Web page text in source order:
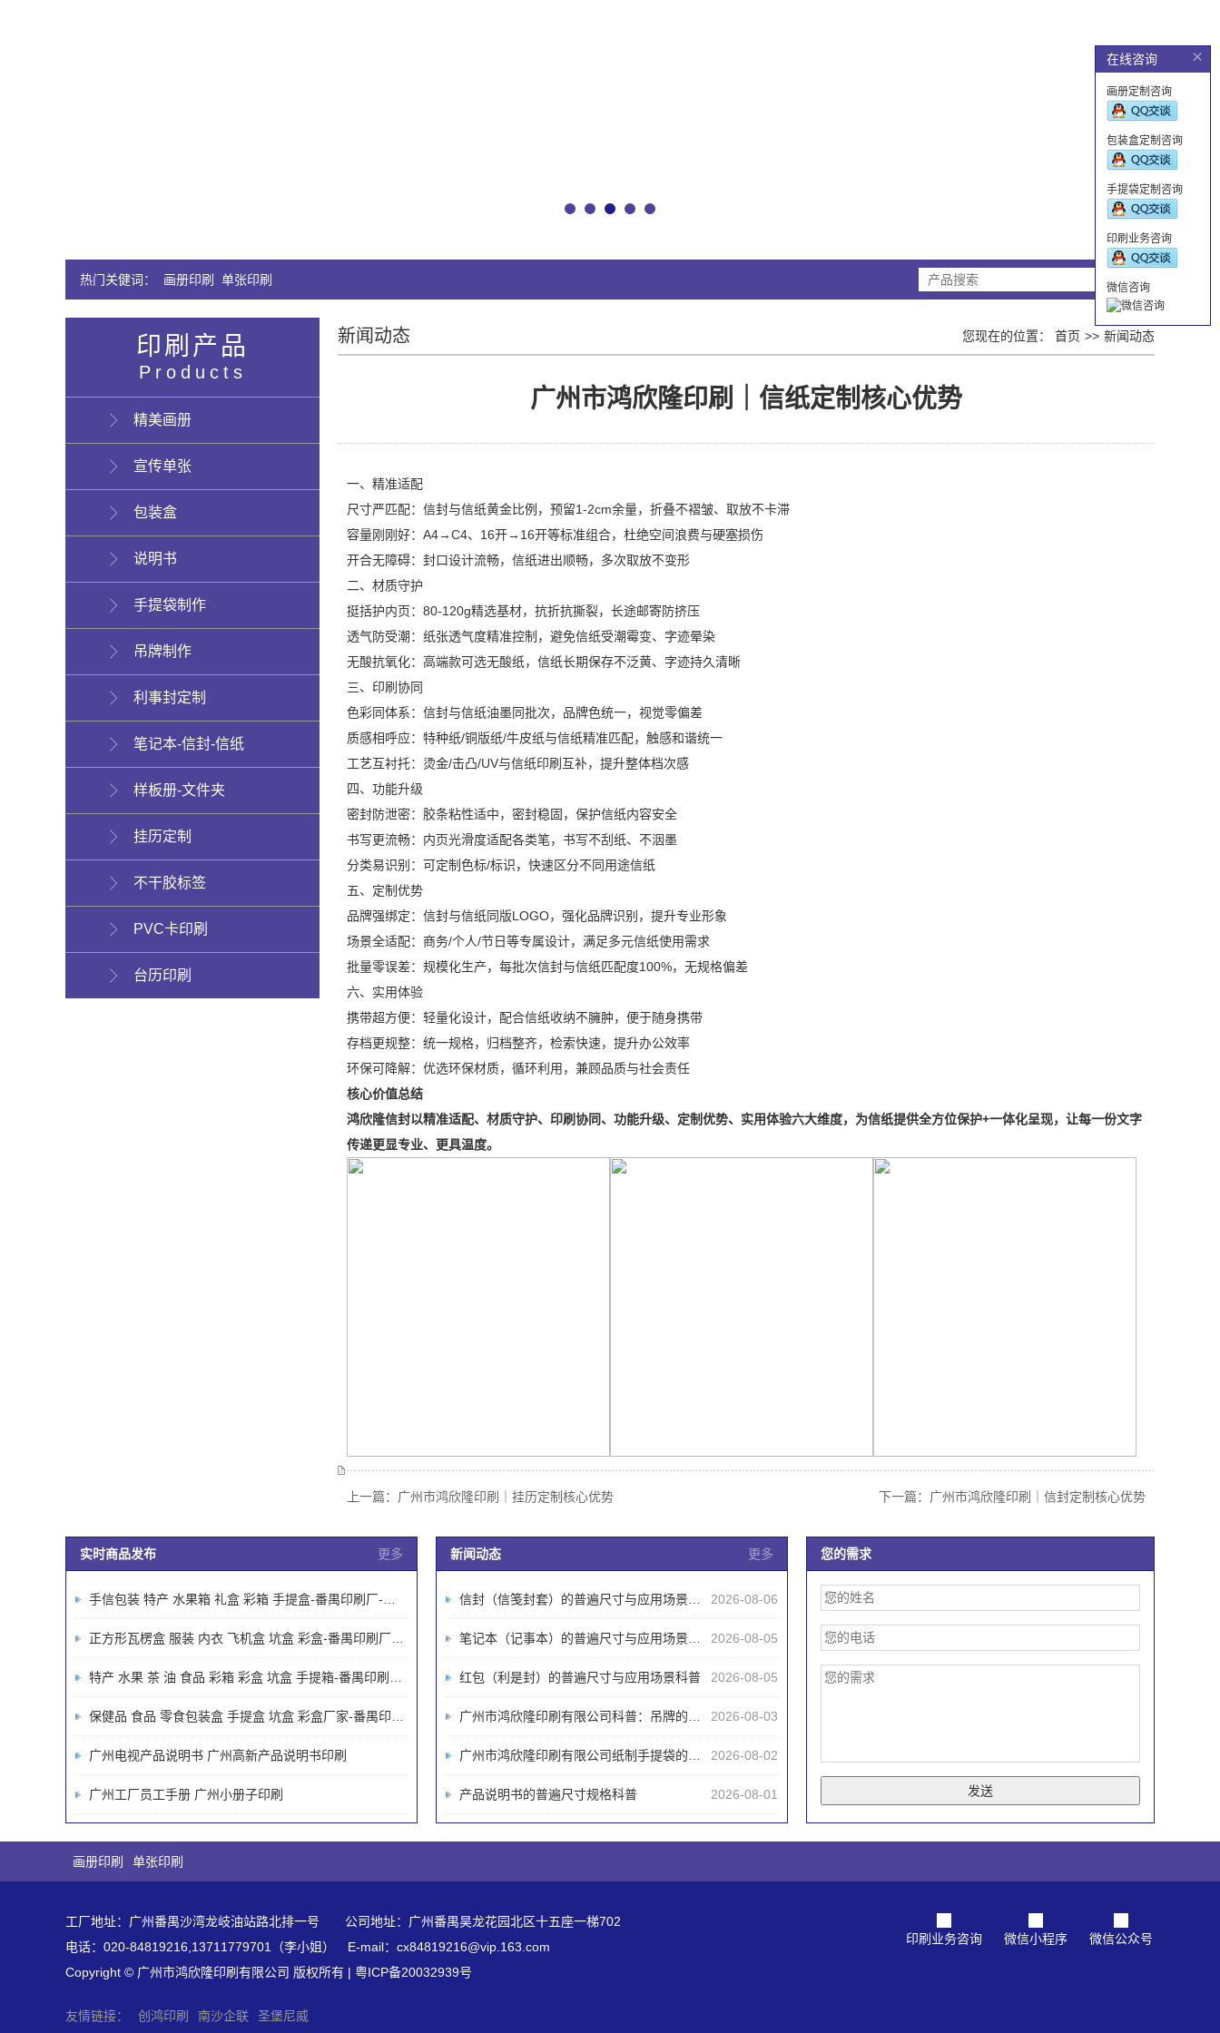
热门关健词： 画册印刷 单张印刷 搜索
新闻动态 您现在的位置： 首页 新闻动态
广州市鸿欣隆印刷｜信纸定制核心优势
一、精准适配
尺寸严匹配：信封与信纸黄金比例，预留1-2cm余量，折叠不褶皱、取放不卡滞
容量刚刚好：A4→C4、16开→16开等标准组合，杜绝空间浪费与硬塞损伤
开合无障碍：封口设计流畅，信纸进出顺畅，多次取放不变形
二、材质守护
挺括护内页：80-120g精选基材，抗折抗撕裂，长途邮寄防挤压
透气防受潮：纸张透气度精准控制，避免信纸受潮霉变、字迹晕染
无酸抗氧化：高端款可选无酸纸，信纸长期保存不泛黄、字迹持久清晰
三、印刷协同
色彩同体系：信封与信纸油墨同批次，品牌色统一，视觉零偏差
质感相呼应：特种纸/铜版纸/牛皮纸与信纸精准匹配，触感和谐统一
工艺互衬托：烫金/击凸/UV与信纸印刷互补，提升整体档次感
四、功能升级
密封防泄密：胶条粘性适中，密封稳固，保护信纸内容安全
书写更流畅：内页光滑度适配各类笔，书写不刮纸、不洇墨
分类易识别：可定制色标/标识，快速区分不同用途信纸
五、定制优势
品牌强绑定：信封与信纸同版LOGO，强化品牌识别，提升专业形象
场景全适配：商务/个人/节日等专属设计，满足多元信纸使用需求
批量零误差：规模化生产，每批次信封与信纸匹配度100%，无规格偏差
六、实用体验
携带超方便：轻量化设计，配合信纸收纳不臃肿，便于随身携带
存档更规整：统一规格，归档整齐，检索快速，提升办公效率
环保可降解：优选环保材质，循环利用，兼顾品质与社会责任
核心价值总结
鸿欣隆信封以精准适配、材质守护、印刷协同、功能升级、定制优势、实用体验六大维度，为信纸提供全方位保护+一体化呈现，让每一份文字
传递更显专业、更具温度。
上一篇：广州市鸿欣隆印刷｜挂历定制核心优势 下一篇：广州市鸿欣隆印刷｜信封定制核心优势
印刷产品
Products
精美画册
宣传单张
包装盒
说明书
手提袋制作
吊牌制作
利事封定制
笔记本-信封-信纸
样板册-文件夹
挂历定制
不干胶标签
PVC卡印刷
台历印刷
实时商品发布 更多
广州电视产品说明书 广州高新产品说明书印刷
广州工厂员工手册 广州小册子印刷
新闻动态 更多
2026-08-06
信封（信笺封套）的普遍尺寸与应用场景科普
2026-08-05
笔记本（记事本）的普遍尺寸与应用场景科普
2026-08-05
红包（利是封）的普遍尺寸与应用场景科普
2026-08-03
广州市鸿欣隆印刷有限公司科普：吊牌的普遍尺寸有哪些？
2026-08-02
广州市鸿欣隆印刷有限公司纸制手提袋的普遍尺寸科普
2026-08-01
产品说明书的普遍尺寸规格科普
您的需求
发送
画册印刷 单张印刷
印刷业务咨询 微信小程序 微信公众号
工厂地址：广州番禺沙湾龙岐油站路北排一号 公司地址：广州番禺昊龙花园北区十五座一梯702
电话：020-84819216,13711779701（李小姐） E-mail：cx84819216@vip.163.com
Copyright © 广州市鸿欣隆印刷有限公司 版权所有 | 粤ICP备20032939号
友情链接： 创鸿印刷 南沙企联 圣堡尼威
在线咨询 ×
画册定制咨询
包装盒定制咨询
手提袋定制咨询
印刷业务咨询
微信咨询